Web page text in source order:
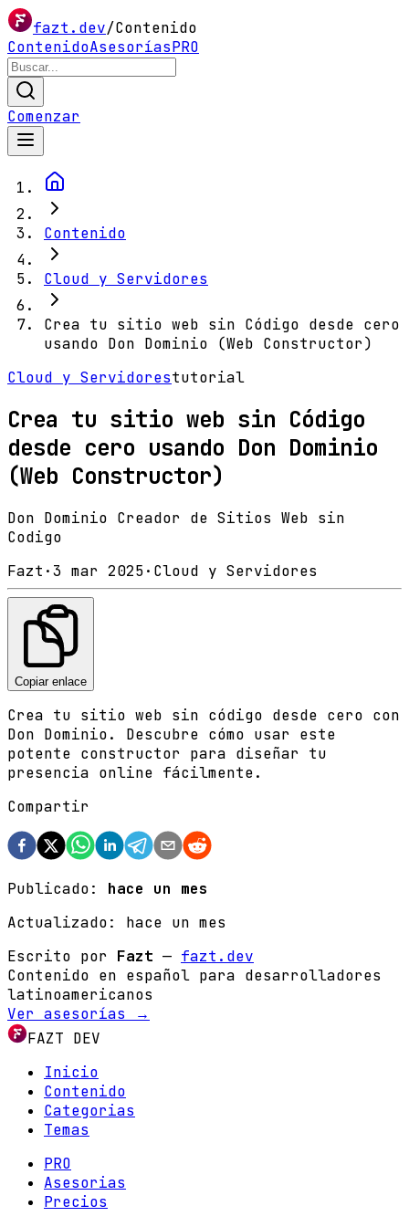
fazt.dev/Contenido
ContenidoAsesoríasPRO
Comenzar
Contenido
Cloud y Servidores
Crea tu sitio web sin Código desde cero
usando Don Dominio (Web Constructor)
Cloud y Servidorestutorial
Crea tu sitio web sin Código
desde cero usando Don Dominio
(Web Constructor)
Don Dominio Creador de Sitios Web sin
Codigo
Fazt ·3 mar 2025· Cloud y Servidores
Copiar enlace
Crea tu sitio web sin código desde cero con
Don Dominio. Descubre cómo usar este
potente constructor para diseñar tu
presencia online fácilmente.
Compartir
Publicado:
hace un mes
Actualizado: hace un mes
Escrito por Fazt — fazt.dev
Contenido en español para desarrolladores
latinoamericanos
Ver asesorías →
FAZT DEV
Inicio
Contenido
Categorias
Temas
PRO
Asesorias
Precios